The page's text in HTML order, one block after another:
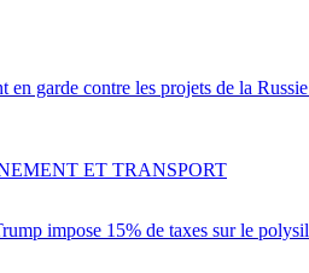
en garde contre les projets de la
impose 15% de taxes sur le
ET TRANSPORT